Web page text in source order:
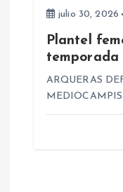
julio 30, 2026
Plantel
temporada
ARQUERAS